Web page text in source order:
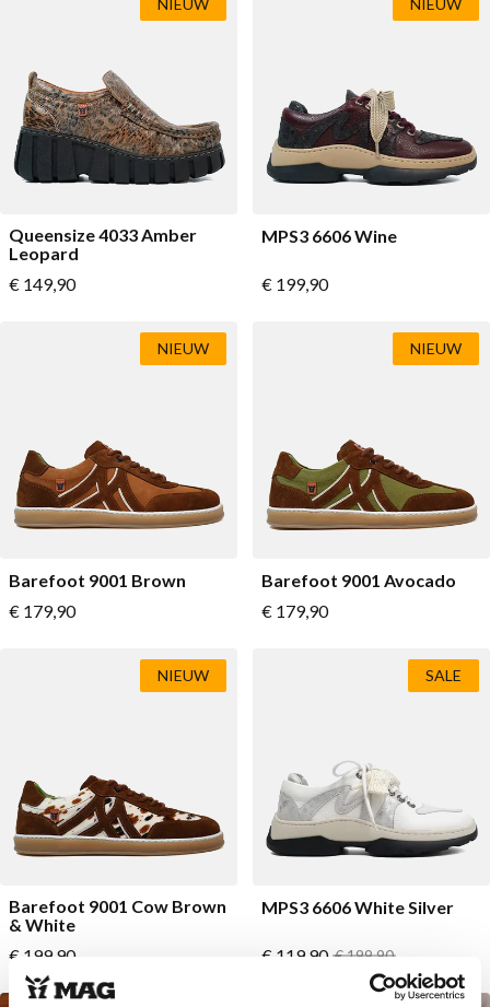
Queensize 4033 Amber
Leopard
Vanaf
€ 149,90
NIEUW
MPS3 6606 Wine
Vanaf
€ 199,90
NIEUW
Barefoot 9001 Brown
Vanaf
€ 179,90
NIEUW
Barefoot 9001 Avocado
Vanaf
€ 179,90
NIEUW
Barefoot 9001 Cow Brown
& White
Vanaf
€ 199,90
NIEUW
MPS3 6606 White Silver
Vanaf
€ 119,90 Normale prijs
€ 199,90
SALE